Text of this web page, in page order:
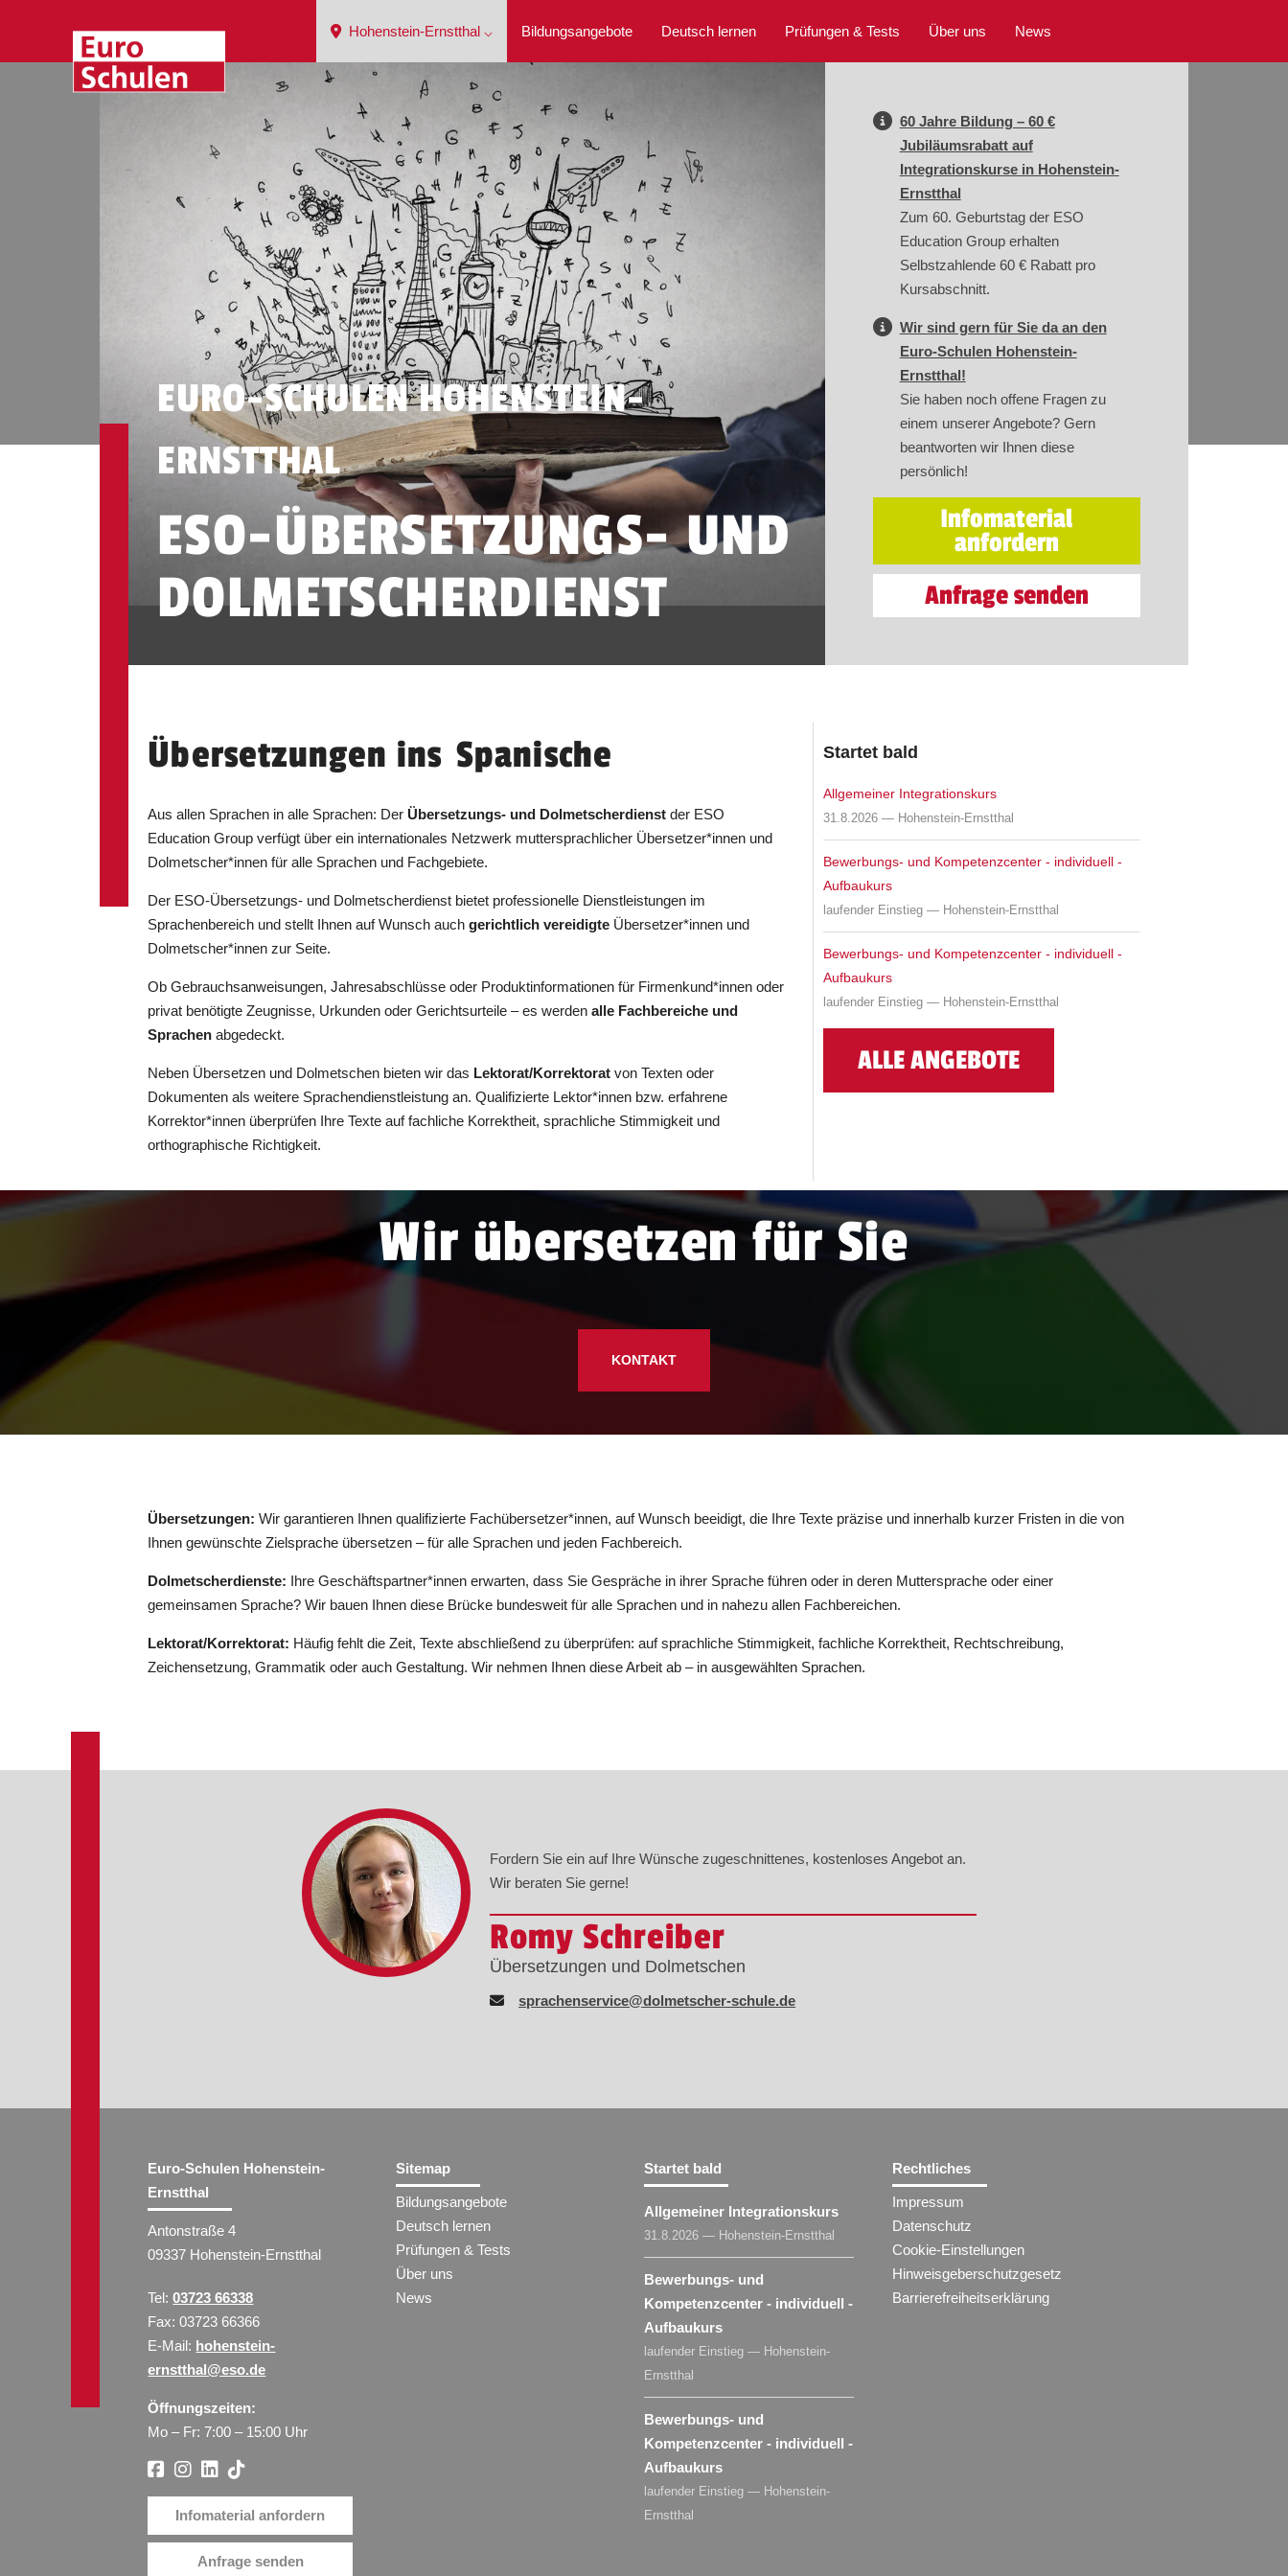
Hohenstein-Ernstthal ⌵ Bildungsangebote Deutsch lernen Prüfungen & Tests Über uns News
EURO-SCHULEN HOHENSTEIN-
ERNSTTHAL
ESO-ÜBERSETZUNGS- UND
DOLMETSCHERDIENST
60 Jahre Bildung – 60 €
Jubiläumsrabatt auf
Integrationskurse in Hohenstein-
Ernstthal
Zum 60. Geburtstag der ESO
Education Group erhalten
Selbstzahlende 60 € Rabatt pro
Kursabschnitt.
Wir sind gern für Sie da an den
Euro-Schulen Hohenstein-
Ernstthal!
Sie haben noch offene Fragen zu
einem unserer Angebote? Gern
beantworten wir Ihnen diese
persönlich!
Infomaterial
anfordern
Anfrage senden
Übersetzungen ins Englische
Spanische
Französische
Polnische
Russische
Chinesische
Aus allen Sprachen in alle Sprachen: Der Übersetzungs- und Dolmetscherdienstder ESO
Education Group verfügt über ein internationales Netzwerk muttersprachlicher Übersetzer*innen und
Dolmetscher*innen für alle Sprachen und Fachgebiete.
Der ESO-Übersetzungs- und Dolmetscherdienst bietet professionelle Dienstleistungen im
Sprachenbereich und stellt Ihnen auf Wunsch auchgerichtlich vereidigte Übersetzer*innen und
Dolmetscher*innen zur Seite.
Ob Gebrauchsanweisungen, Jahresabschlüsse oder Produktinformationen für Firmenkund*innen oder
privat benötigte Zeugnisse, Urkunden oder Gerichtsurteile – es werden alle Fachbereiche und
Sprachen abgedeckt.
Neben Übersetzen und Dolmetschen bieten wir das Lektorat/Korrektorat von Texten oder
Dokumenten als weitere Sprachendienstleistung an. Qualifizierte Lektor*innen bzw. erfahrene
Korrektor*innen überprüfen Ihre Texte auf fachliche Korrektheit, sprachliche Stimmigkeit und
orthographische Richtigkeit.
Startet bald
Allgemeiner Integrationskurs
31.8.2026 — Hohenstein-Ernstthal
Bewerbungs- und Kompetenzcenter - individuell -
Aufbaukurs
laufender Einstieg — Hohenstein-Ernstthal
Bewerbungs- und Kompetenzcenter - individuell -
Aufbaukurs
laufender Einstieg — Hohenstein-Ernstthal
ALLE ANGEBOTE
Wir übersetzen für Sie
KONTAKT
Übersetzungen: Wir garantieren Ihnen qualifizierte Fachübersetzer*innen, auf Wunsch beeidigt, die Ihre Texte präzise und innerhalb kurzer Fristen in die von
Ihnen gewünschte Zielsprache übersetzen – für alle Sprachen und jeden Fachbereich.
Dolmetscherdienste: Ihre Geschäftspartner*innen erwarten, dass Sie Gespräche in ihrer Sprache führen oder in deren Muttersprache oder einer
gemeinsamen Sprache? Wir bauen Ihnen diese Brücke bundesweit für alle Sprachen und in nahezu allen Fachbereichen.
Lektorat/Korrektorat: Häufig fehlt die Zeit, Texte abschließend zu überprüfen: auf sprachliche Stimmigkeit, fachliche Korrektheit, Rechtschreibung,
Zeichensetzung, Grammatik oder auch Gestaltung. Wir nehmen Ihnen diese Arbeit ab – in ausgewählten Sprachen.
Fordern Sie ein auf Ihre Wünsche zugeschnittenes, kostenloses Angebot an.
Wir beraten Sie gerne!
Romy Schreiber
Übersetzungen und Dolmetschen
sprachenservice@dolmetscher-schule.de
Euro-Schulen Hohenstein-
Ernstthal
Antonstraße 4
09337 Hohenstein-Ernstthal
Tel:03723 66338
Fax: 03723 66366
E-Mail: hohenstein-
ernstthal@eso.de
Öffnungszeiten:
Mo – Fr: 7:00 – 15:00 Uhr
Infomaterial anfordern
Anfrage senden
Sitemap
Bildungsangebote
Deutsch lernen
Prüfungen & Tests
Über uns
News
Startet bald
Allgemeiner Integrationskurs
31.8.2026 — Hohenstein-Ernstthal
Bewerbungs- und
Kompetenzcenter - individuell -
Aufbaukurs
laufender Einstieg — Hohenstein-
Ernstthal
Bewerbungs- und
Kompetenzcenter - individuell -
Aufbaukurs
laufender Einstieg — Hohenstein-
Ernstthal
Rechtliches
Impressum
Datenschutz
Cookie-Einstellungen
Hinweisgeberschutzgesetz
Barrierefreiheitserklärung